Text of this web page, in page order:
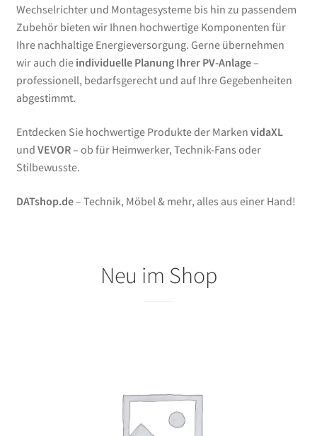
Wechselrichter und Montagesysteme bis hin zu passendem
Zubehör bieten wir Ihnen hochwertige Komponenten für
Ihre nachhaltige Energieversorgung. Gerne übernehmen
wir auch die individuelle Planung Ihrer PV-Anlage–
professionell, bedarfsgerecht und auf Ihre Gegebenheiten
abgestimmt.
Entdecken Sie hochwertige Produkte der Marken vidaXL
und VEVOR– ob für Heimwerker, Technik-Fans oder
Stilbewusste.
DATshop.de– Technik, Möbel & mehr, alles aus einer Hand!
Neu im Shop